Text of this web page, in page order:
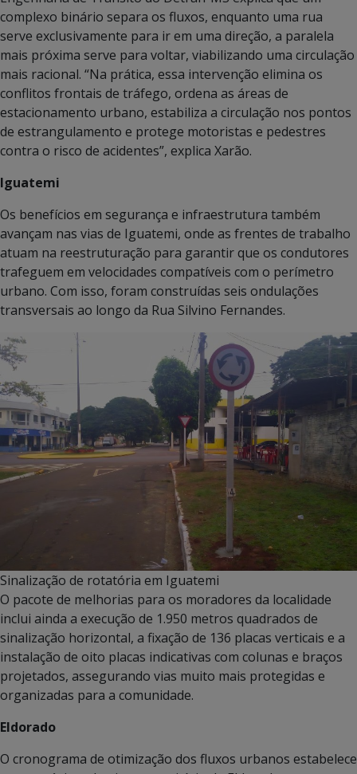
complexo binário separa os fluxos, enquanto uma rua
serve exclusivamente para ir em uma direção, a paralela
mais próxima serve para voltar, viabilizando uma circulação
mais racional. “Na prática, essa intervenção elimina os
conflitos frontais de tráfego, ordena as áreas de
estacionamento urbano, estabiliza a circulação nos pontos
de estrangulamento e protege motoristas e pedestres
contra o risco de acidentes”, explica Xarão.
Iguatemi
Os benefícios em segurança e infraestrutura também
avançam nas vias de Iguatemi, onde as frentes de trabalho
atuam na reestruturação para garantir que os condutores
trafeguem em velocidades compatíveis com o perímetro
urbano. Com isso, foram construídas seis ondulações
transversais ao longo da Rua Silvino Fernandes.
Sinalização de rotatória em Iguatemi
O pacote de melhorias para os moradores da localidade
inclui ainda a execução de 1.950 metros quadrados de
sinalização horizontal, a fixação de 136 placas verticais e a
instalação de oito placas indicativas com colunas e braços
projetados, assegurando vias muito mais protegidas e
organizadas para a comunidade.
Eldorado
O cronograma de otimização dos fluxos urbanos estabelece